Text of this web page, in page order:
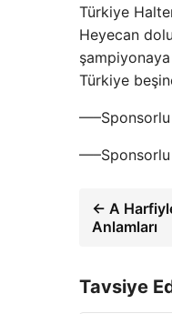
Türkiye
Heyecan
Türkiye
← A
Anlamları
Tavsiye